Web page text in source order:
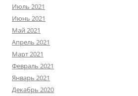
Июль 2021
Июнь 2021
Май 2021
Апрель 2021
Март 2021
Февраль 2021
Январь 2021
Декабрь 2020